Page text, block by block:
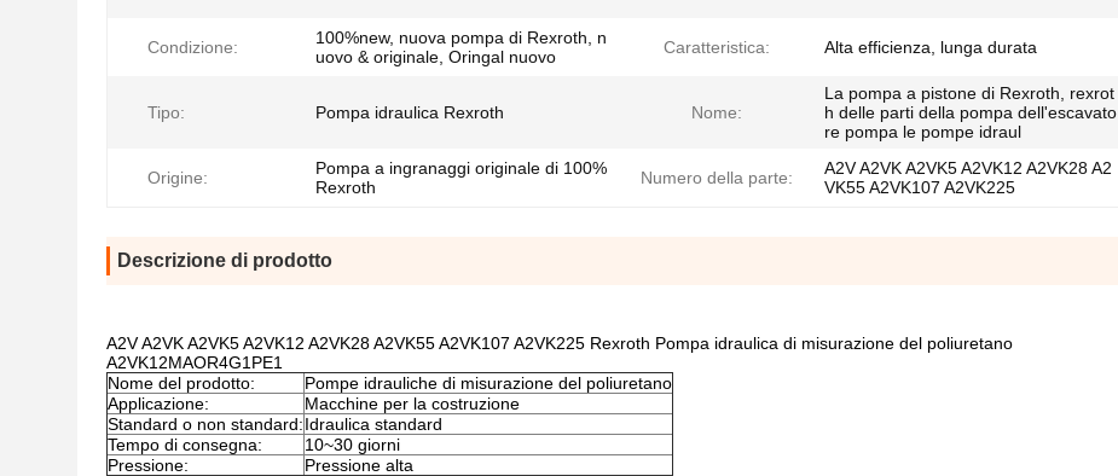
Condizione:
100%new, nuova pompa di Rexroth, n
uovo & originale, Oringal nuovo
Caratteristica: Alta efficienza, lunga durata
Tipo: Pompa idraulica Rexroth Nome:
La pompa a pistone di Rexroth, rexrot
h delle parti della pompa dell'escavato
re pompa le pompe idraul
Origine:
Pompa a ingranaggi originale di 100%
Rexroth
Numero della parte:
A2V A2VK A2VK5 A2VK12 A2VK28 A2
VK55 A2VK107 A2VK225
Descrizione di prodotto
A2V A2VK A2VK5 A2VK12 A2VK28 A2VK55 A2VK107 A2VK225 Rexroth Pompa idraulica di misurazione del poliuretano
A2VK12MAOR4G1PE1
Nome del prodotto:
Pompe idrauliche di misurazione del poliuretano
Applicazione:
Macchine per la costruzione
Standard o non standard:Idraulica standard
Tempo di consegna:
10~30 giorni
Pressione:
Pressione alta